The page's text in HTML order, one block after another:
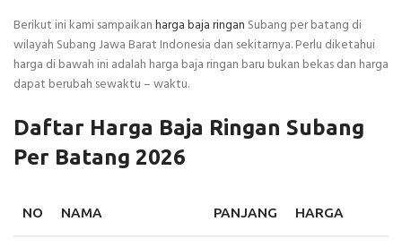
Berikut ini kami sampaikanharga baja ringan Subang per batang di
wilayah Subang Jawa Barat Indonesia dan sekitarnya. Perlu diketahui
harga di bawah ini adalah harga baja ringan baru bukan bekas dan harga
dapat berubah sewaktu – waktu.
Daftar Harga Baja Ringan Subang
Per Batang 2026
NO NAMA PANJANG HARGA